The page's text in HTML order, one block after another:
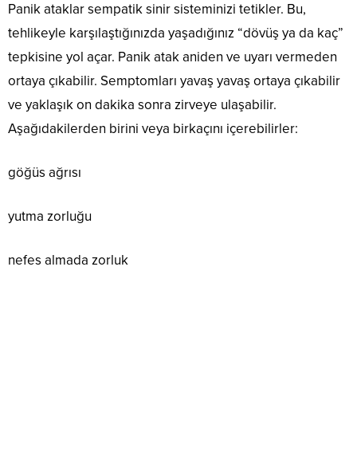
Panik ataklar sempatik sinir sisteminizi tetikler. Bu,
tehlikeyle karşılaştığınızda yaşadığınız “dövüş ya da kaç”
tepkisine yol açar. Panik atak aniden ve uyarı vermeden
ortaya çıkabilir. Semptomları yavaş yavaş ortaya çıkabilir
ve yaklaşık on dakika sonra zirveye ulaşabilir.
Aşağıdakilerden birini veya birkaçını içerebilirler:
göğüs ağrısı
yutma zorluğu
nefes almada zorluk